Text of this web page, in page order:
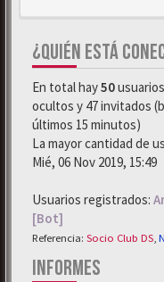
¿QUIÉN ESTÁ
En total hay50
ocultos y 47 invitados
últimos 15 minutos)
La mayor cantidad de
Mié, 06 Nov 2019, 15:49
Usuarios registrados:
[Bot]
Referencia: Socio Club DS
INFORMES